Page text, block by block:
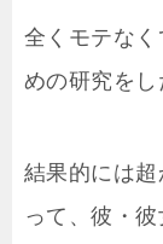
全くモテな
めの研究をし
結果的には
って、彼・